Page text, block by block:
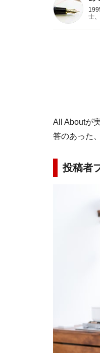
士
All Aboutが
答のあった
投稿者